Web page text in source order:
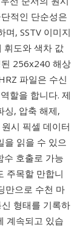
적인 단순성은
, SSTV 이미지
휘도와 색차 값
된 256x240 해상
파일은 수신
할을 합니다. 제
싱, 압축 해제,
시 픽셀 데이터
을 읽을 수 있으
수 호출로 가능
주목할 만합니
만으로 수천 마
형태를 기록하
계속되고 있습